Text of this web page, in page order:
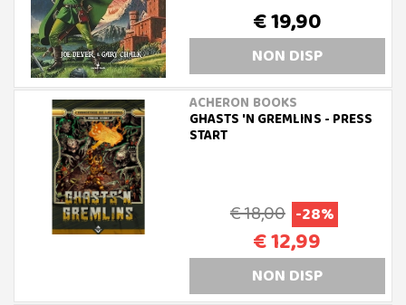
€ 19,90
NON DISP
ACHERON BOOKS
GHASTS 'N GREMLINS - PRESS
START
€ 18,00 -28%
€ 12,99
NON DISP